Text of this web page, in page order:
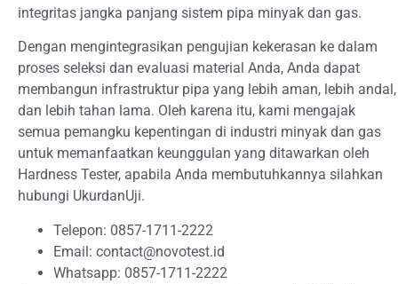
integritas jangka panjang sistem pipa minyak dan gas.
Dengan mengintegrasikan pengujian kekerasan ke dalam
proses seleksi dan evaluasi material Anda, Anda dapat
membangun infrastruktur pipa yang lebih aman, lebih andal,
dan lebih tahan lama. Oleh karena itu, kami mengajak
semua pemangku kepentingan di industri minyak dan gas
untuk memanfaatkan keunggulan yang ditawarkan oleh
Hardness Tester, apabila Anda membutuhkannya silahkan
hubungi UkurdanUji.
Telepon: 0857-1711-2222
Email: contact@novotest.id
Whatsapp: 0857-1711-2222